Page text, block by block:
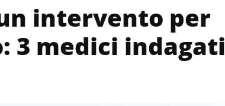
intervento per
3 medici indagati